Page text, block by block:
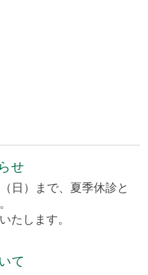
せ
日）まで、夏季休診と
たします。
て